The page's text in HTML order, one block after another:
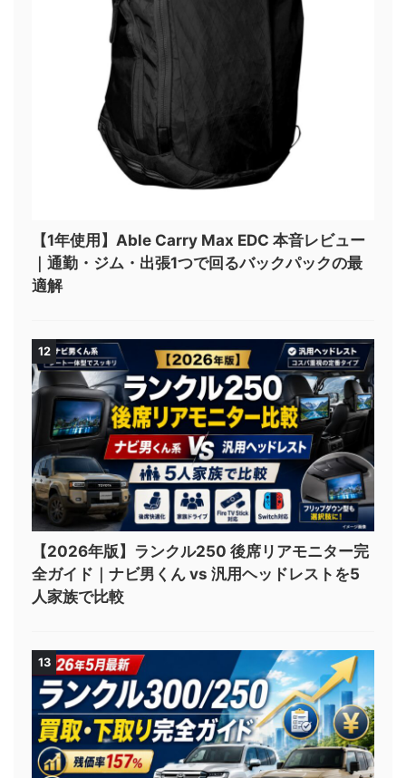
【1年使用】Able Carry Max EDC 本音レビュー
｜通勤・ジム・出張1つで回るバックパックの最
適解
12
【2026年版】ランクル250 後席リアモニター完
全ガイド｜ナビ男くん vs 汎用ヘッドレストを5
人家族で比較
13